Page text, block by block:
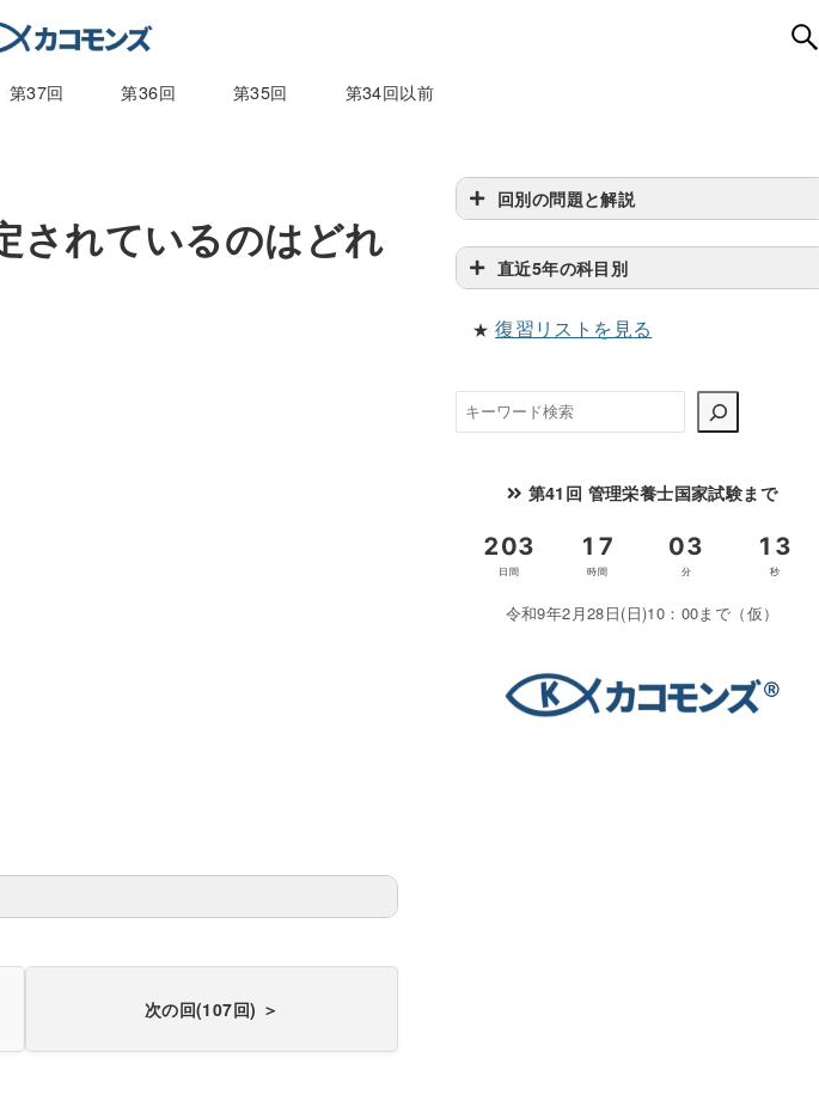
第37回 第36回 第35回 第34回以前
されているのはどれ
次の回(107回) ＞
回別の問題と解説
直近5年の科目別
★復習リストを見る
検
索
第41回 管理栄養士国家試験まで
令和9年2月28日(日)10：00まで（仮）